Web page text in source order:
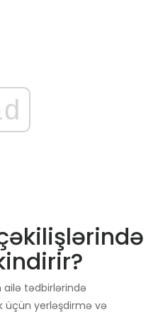
ailə tədbirlərində
yerləşdirmə və